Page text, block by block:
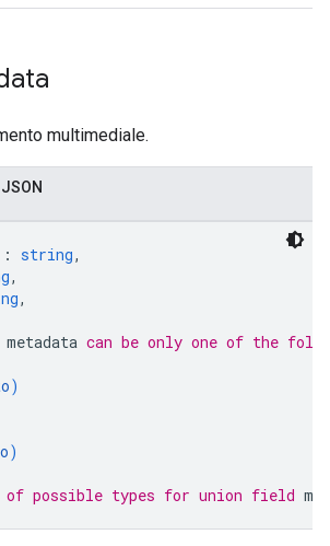
multimediale.
: string,
,
,
metadata can be only one of the
)
)
possible types for union field